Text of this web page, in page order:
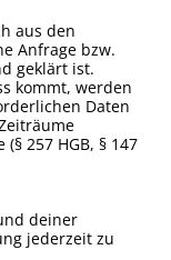
aus den
Anfrage bzw.
geklärt ist.
kommt, werden
Daten
257 HGB, § 147
deiner
jederzeit zu